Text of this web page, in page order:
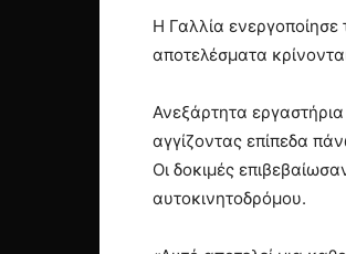
Η Γαλλία
αποτελέσματα
Ανεξάρτητα
αγγίζοντας επίπεδα
Οι δοκιμές
αυτοκινητοδρόμου.